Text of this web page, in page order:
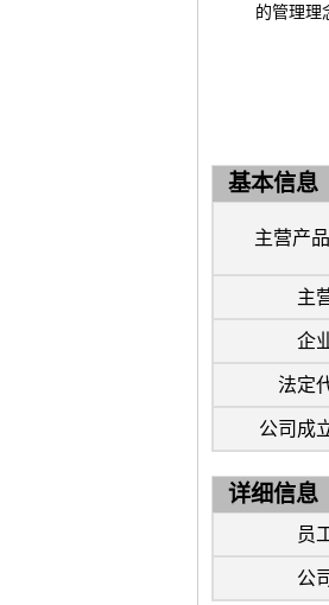
的管理理
基本信息
主营产
主
企
法定
公司成
详细信息
员
公